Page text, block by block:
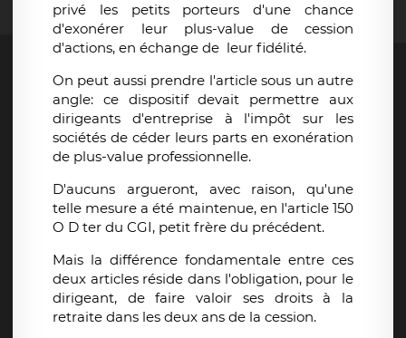
privé les petits porteurs d'une chance
d'exonérer leur plus-value de cession
d'actions, en échange de leur fidélité.
On peut aussi prendre l'article sous un autre
angle: ce dispositif devait permettre aux
dirigeants d'entreprise à l'impôt sur les
sociétés de céder leurs parts en exonération
de plus-value professionnelle.
D'aucuns argueront, avec raison, qu'une
telle mesure a été maintenue, en l'article 150
O D ter du CGI, petit frère du précédent.
Mais la différence fondamentale entre ces
deux articles réside dans l'obligation, pour le
dirigeant, de faire valoir ses droits à la
retraite dans les deux ans de la cession.